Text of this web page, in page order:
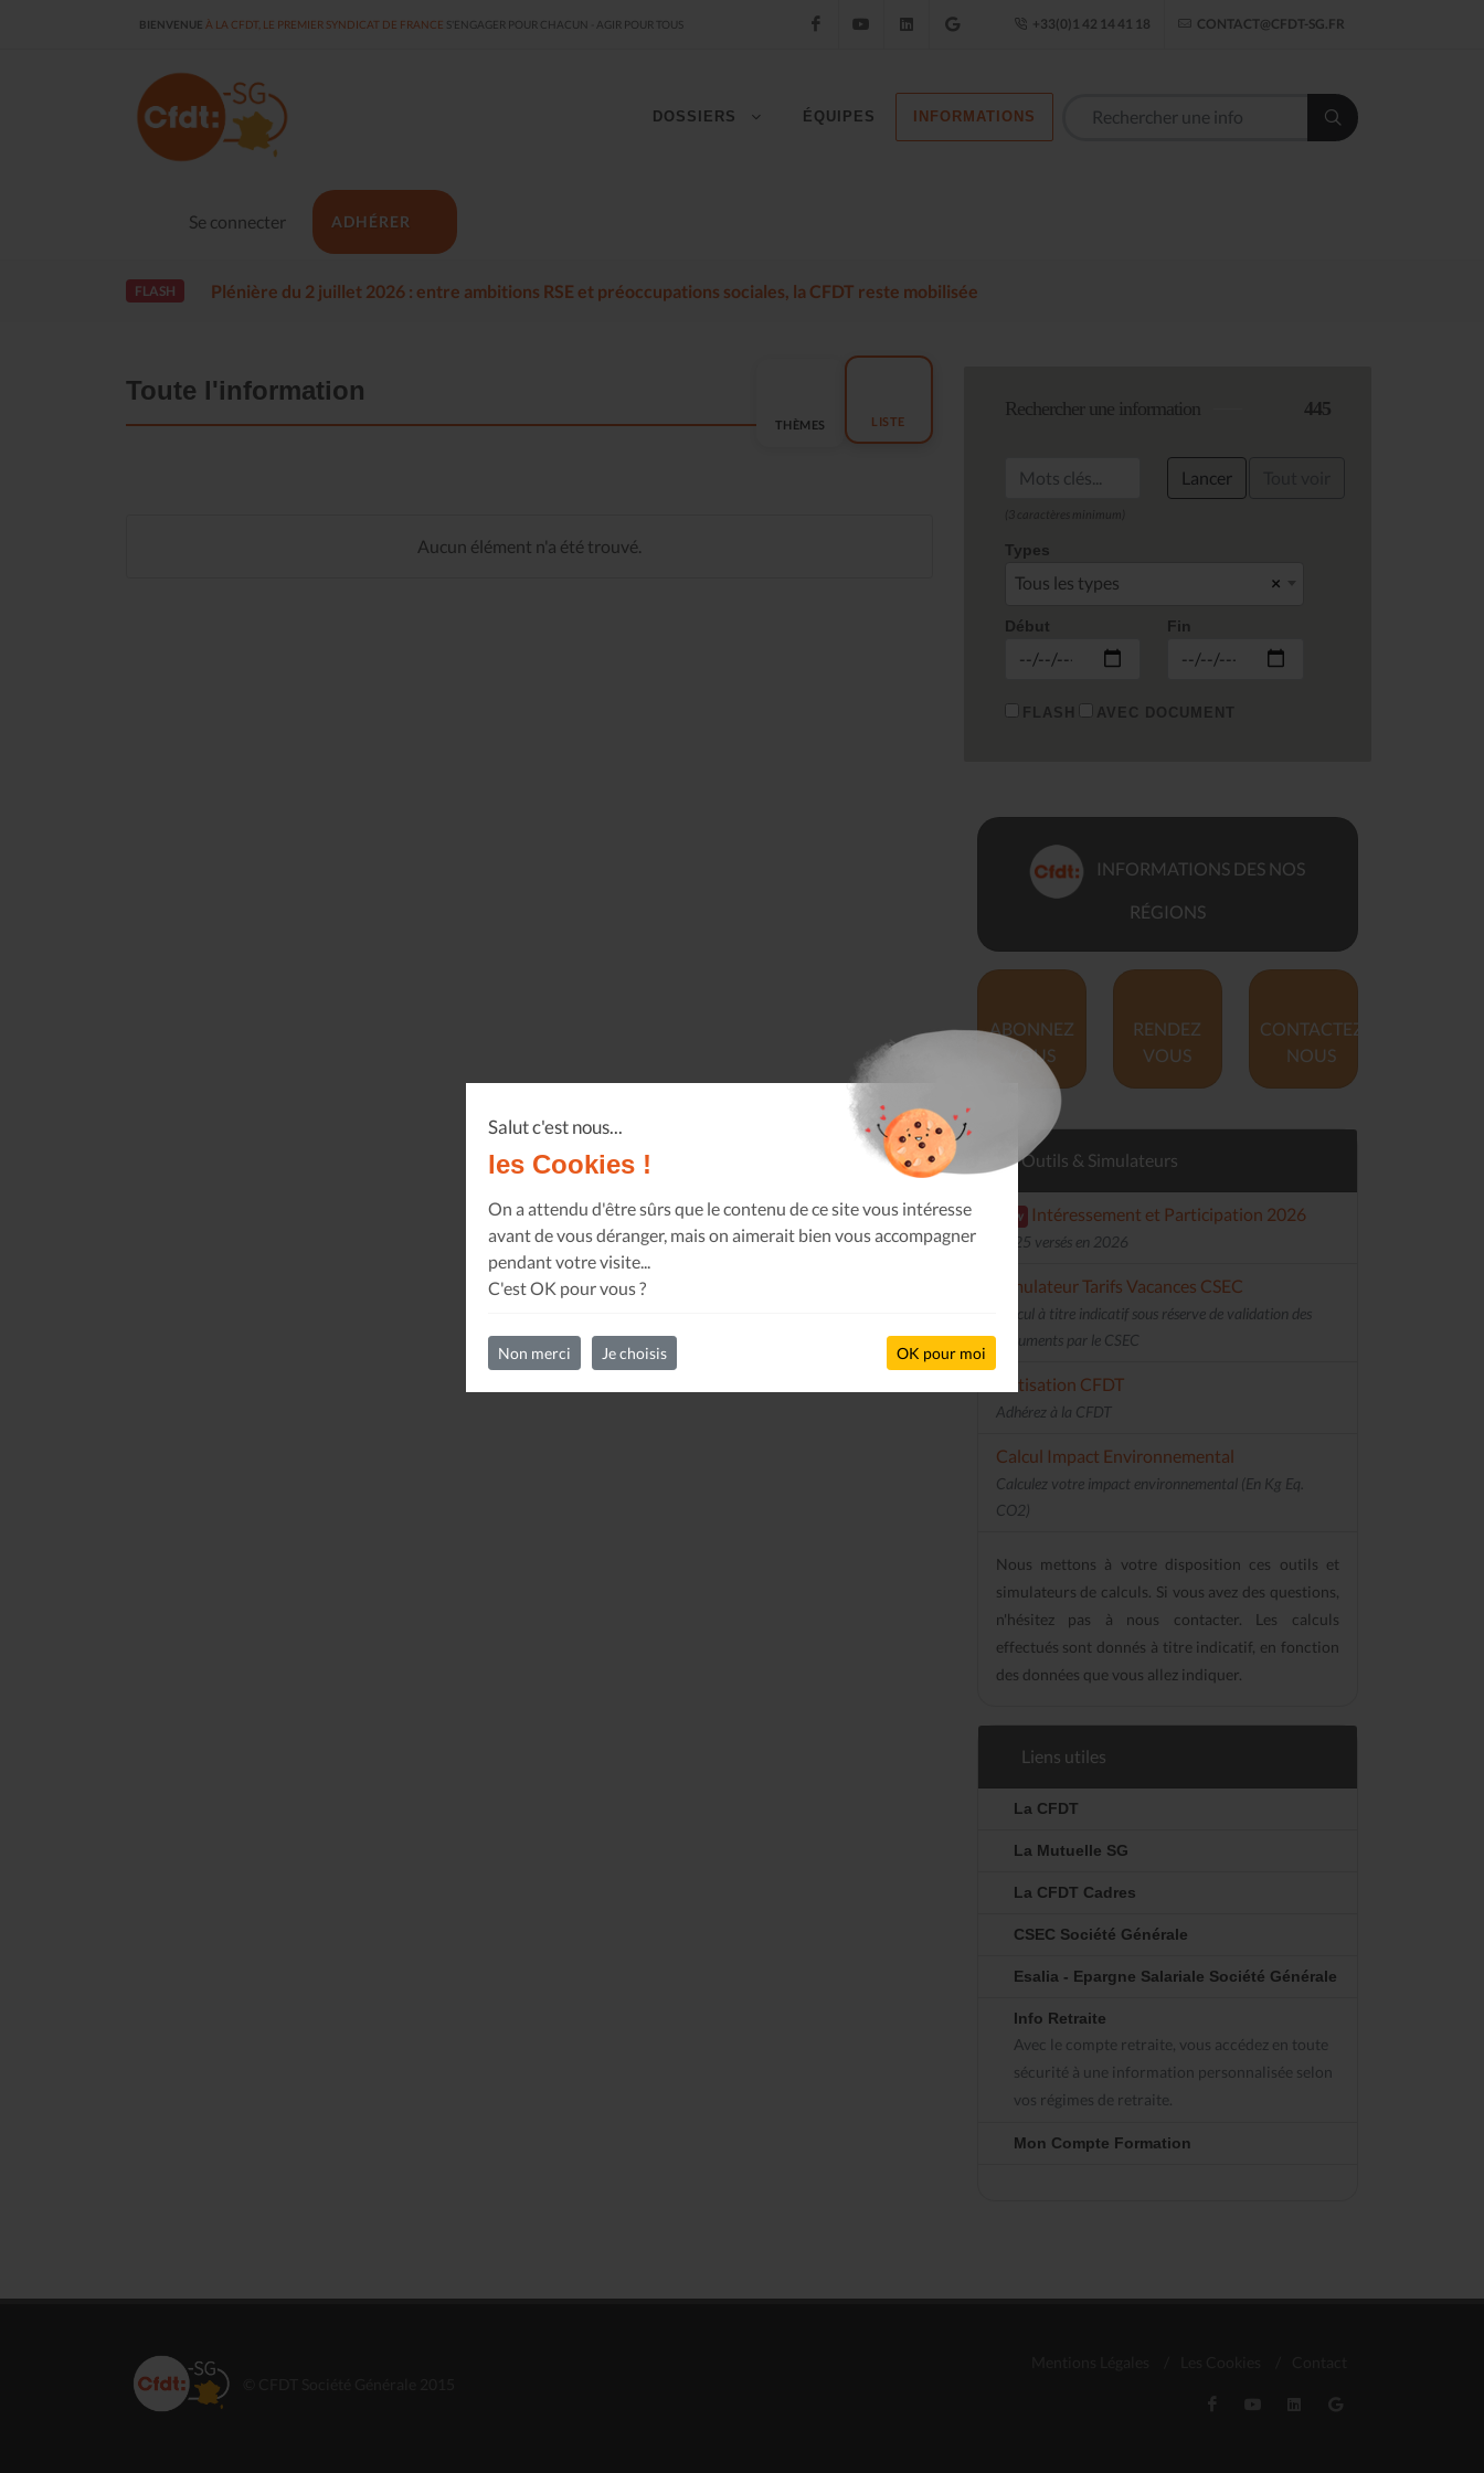
Salut c'est nous...
les Cookies !
On a attendu d'être sûrs que le contenu de ce site vous intéresse
avant de vous déranger, mais on aimerait bien vous accompagner
pendant votre visite...
C'est OK pour vous ?
Non merci Je choisis OK pour moi
BIENVENUE À LA CFDT, LE PREMIER SYNDICAT DE FRANCE S'ENGAGER POUR CHACUN - AGIR POUR TOUS FacebookYouTube LinkedIn Google Établissement
+33(0)1 42 14 41 18 CONTACT@CFDT-SG.FR
Se connecter ADHÉRER
DOSSIERS ÉQUIPES INFORMATIONS
FLASH Plénière du 2 juillet 2026 : entre ambitions RSE et préoccupations sociales, la CFDT reste mobilisée
Toute l'information
THÈMES LISTE
Aucun élément n'a été trouvé.
Rechercher une information 445
Lancer
Types
×
Tous les types
Début Fin
FLASH AVEC DOCUMENT
INFORMATIONS DES NOS
RÉGIONS
ABONNEZ
VOUS
RENDEZ
VOUS
CONTACTEZ
NOUS
Outils & Simulateurs
new Intéressement et Participation 2026
2025 versés en 2026
Simulateur Tarifs Vacances CSEC
Calcul à titre indicatif sous réserve de validation des
documents par le CSEC
Cotisation CFDT
Adhérez à la CFDT
Calcul Impact Environnemental
Calculez votre impact environnemental (En Kg Eq.
CO2)
Nous mettons à votre disposition ces outils et
simulateurs de calculs. Si vous avez des questions,
n'hésitez pas à nous contacter. Les calculs
effectués sont donnés à titre indicatif, en fonction
des données que vous allez indiquer.
Liens utiles
La CFDT
La Mutuelle SG
La CFDT Cadres
CSEC Société Générale
Esalia - Epargne Salariale Société Générale
Info Retraite
Avec le compte retraite, vous accédez en toute
sécurité à une information personnalisée selon
vos régimes de retraite.
Mon Compte Formation